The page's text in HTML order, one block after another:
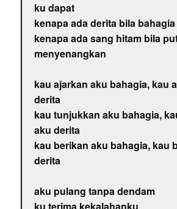
ku dapat
kenapa ada derita bila
kenapa ada sang hitam bila
menyenangkan
kau ajarkan aku bahagia, kau
derita
kau tunjukkan aku bahagia,
aku derita
kau berikan aku bahagia, kau
derita
aku pulang tanpa dendam